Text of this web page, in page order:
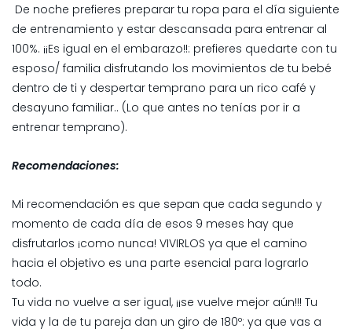
De noche prefieres preparar tu ropa para el día siguiente
de entrenamiento y estar descansada para entrenar al
100%. ¡¡Es igual en el embarazo!!: prefieres quedarte con tu
esposo/ familia disfrutando los movimientos de tu bebé
dentro de ti y despertar temprano para un rico café y
desayuno familiar.. (Lo que antes no tenías por ir a
entrenar temprano).
Recomendaciones:
Mi recomendación es que sepan que cada segundo y
momento de cada día de esos 9 meses hay que
disfrutarlos ¡como nunca! VIVIRLOS ya que el camino
hacia el objetivo es una parte esencial para lograrlo
todo.
Tu vida no vuelve a ser igual, ¡¡se vuelve mejor aún!!! Tu
vida y la de tu pareja dan un giro de 180º: ya que vas a